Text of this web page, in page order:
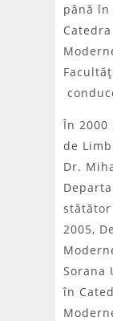
până în
În
de
Dr.
2005,
Sorana
în